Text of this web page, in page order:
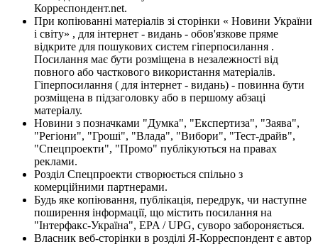
Корреспондент.net.
При копіюванні матеріалів зі сторінки « Новини України
і світу» , для інтернет - видань - обов'язкове пряме
відкрите для пошукових систем гіперпосилання .
Посилання має бути розміщена в незалежності від
повного або часткового використання матеріалів.
Гіперпосилання ( для інтернет - видань) - повинна бути
розміщена в підзаголовку або в першому абзаці
матеріалу.
Новини з позначками "Думка", "Експертиза", "Заява",
"Регіони", "Гроші", "Влада", "Вибори", "Тест-драйв",
"Спецпроекти", "Промо" публікуються на правах
реклами.
Розділ Спецпроекти створюється спільно з
комерційними партнерами.
Будь яке копіювання, публікація, передрук, чи наступне
поширення інформації, що містить посилання на
"Інтерфакс-Україна", EPA / UPG, суворо забороняється.
Власник веб-сторінки в розділі Я-Корреспондент є автор